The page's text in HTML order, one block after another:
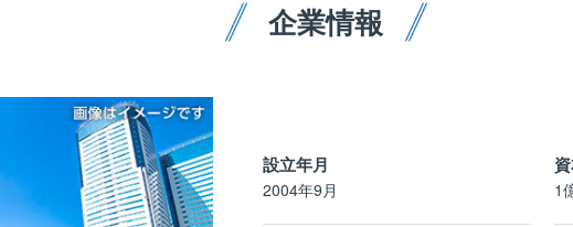
企業情報
設立年月
2004年9月 1